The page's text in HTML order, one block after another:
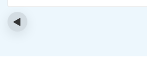
На сегодняшний день не употребляю!
‹